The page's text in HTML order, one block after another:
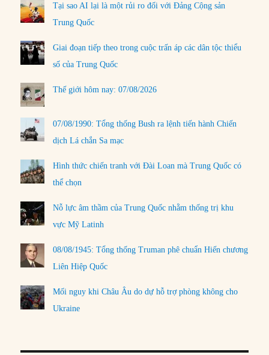
Tại sao AI lại là một rủi ro đối với Đảng Cộng sản
Trung Quốc
Giai đoạn tiếp theo trong cuộc trấn áp các dân tộc thiểu
số của Trung Quốc
Thế giới hôm nay: 07/08/2026
07/08/1990: Tổng thống Bush ra lệnh tiến hành Chiến
dịch Lá chắn Sa mạc
Hình thức chiến tranh với Đài Loan mà Trung Quốc có
thể chọn
Nỗ lực âm thầm của Trung Quốc nhằm thống trị khu
vực Mỹ Latinh
08/08/1945: Tổng thống Truman phê chuẩn Hiến chương
Liên Hiệp Quốc
Mối nguy khi Châu Âu do dự hỗ trợ phòng không cho
Ukraine